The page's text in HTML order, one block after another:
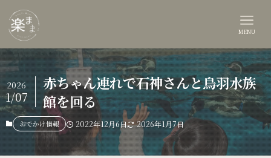
MENU
赤ちゃん連れで石神さんと鳥羽水族
館を回る
2026
1/07
おでかけ情報 2022年12月6日 2026年1月7日